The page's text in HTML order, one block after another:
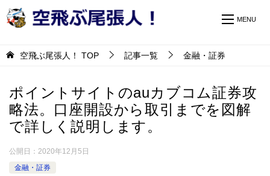
空飛ぶ尾張人！ TOP 記事一覧 金融・証券
ポイントサイトのauカブコム証券攻
略法。口座開設から取引までを図解
で詳しく説明します。
公開日： 2020年12月5日
金融・証券